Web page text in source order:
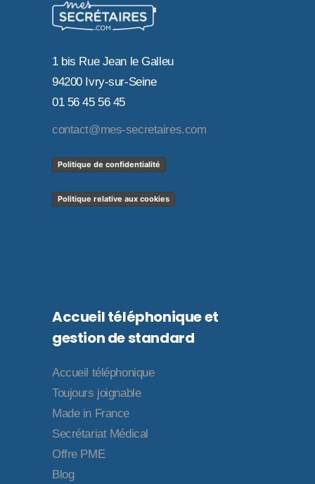
1 bis Rue Jean le Galleu
94200 Ivry-sur-Seine
01 56 45 56 45
contact@mes-secretaires.com
Politique de confidentialité
Politique relative aux cookies
Accueil téléphonique et
gestion de standard
Accueil téléphonique
Toujours joignable
Made in France
Secrétariat Médical
Offre PME
Blog